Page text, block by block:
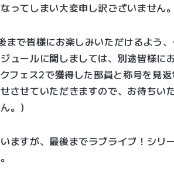
ってしまい大変申し訳ございません。
まで皆様にお楽しみいただけるよう
ュールに関しましては、別途皆様に
フェス2で獲得した部員と称号を見
させていただきますので、お待ちい
。）
ますが、最後までラブライブ！シリ